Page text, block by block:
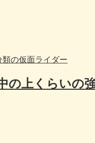
類の仮面ライダー
の上くらいの